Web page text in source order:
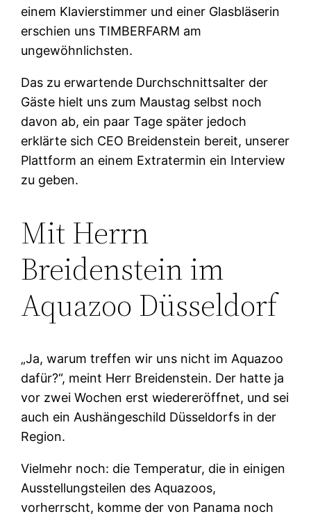
einem Klavierstimmer und einer Glasbläserin
erschien uns TIMBERFARM am
ungewöhnlichsten.
Das zu erwartende Durchschnittsalter der
Gäste hielt uns zum Maustag selbst noch
davon ab, ein paar Tage später jedoch
erklärte sich CEO Breidenstein bereit, unserer
Plattform an einem Extratermin ein Interview
zu geben.
Mit Herrn
Breidenstein im
Aquazoo Düsseldorf
„Ja, warum treffen wir uns nicht im Aquazoo
dafür?“, meint Herr Breidenstein. Der hatte ja
vor zwei Wochen erst wiedereröffnet, und sei
auch ein Aushängeschild Düsseldorfs in der
Region.
Vielmehr noch: die Temperatur, die in einigen
Ausstellungsteilen des Aquazoos,
vorherrscht, komme der von Panama noch